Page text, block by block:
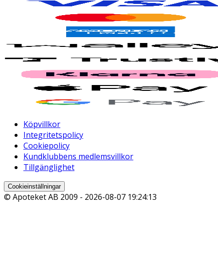
Köpvillkor
Integritetspolicy
Cookiepolicy
Kundklubbens medlemsvillkor
Tillgänglighet
Cookieinställningar
© Apoteket AB 2009 - 2026-08-07 19:24:13